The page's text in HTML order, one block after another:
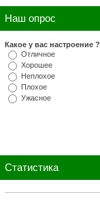
Наш опрос
Какое у вас настроение ?
Отличное
Хорошее
Неплохое
Плохое
Ужасное
Статистика